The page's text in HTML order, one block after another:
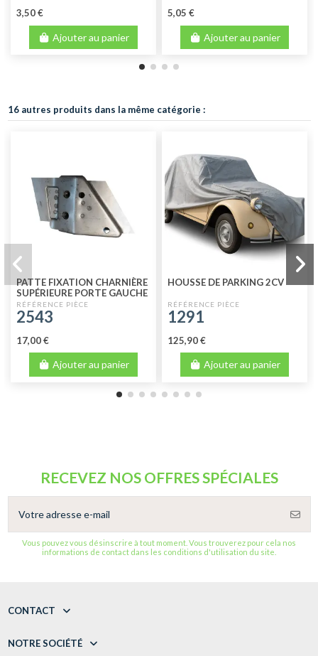
3,50 €
Ajouter au panier
5,05 €
Ajouter au panier
16 autres produits dans la même catégorie :
PATTE FIXATION CHARNIÈRE
SUPÉRIEURE PORTE GAUCHE
DE 2CV A PARTIR DU 02/70
2543
17,00 €
Ajouter au panier
HOUSSE DE PARKING 2CV
1291
125,90 €
Ajouter au panier
RECEVEZ NOS OFFRES SPÉCIALES
Vous pouvez vous désinscrire à tout moment. Vous trouverez pour cela nos
informations de contact dans les conditions d'utilisation du site.
CONTACT
NOTRE SOCIÉTÉ